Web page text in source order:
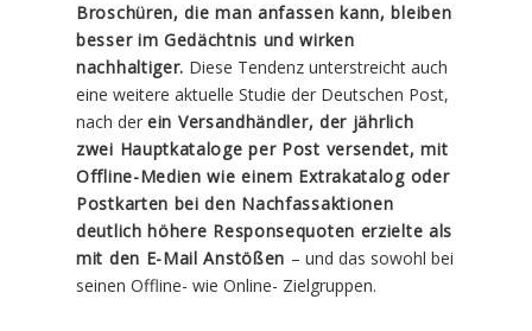
Broschüren, die man anfassen kann, bleiben
besser im Gedächtnis und wirken
nachhaltiger. Diese Tendenz unterstreicht auch
eine weitere aktuelle Studie der Deutschen Post,
nach der ein Versandhändler, der jährlich
zwei Hauptkataloge per Post versendet, mit
Offline-Medien wie einem Extrakatalog oder
Postkarten bei den Nachfassaktionen
deutlich höhere Responsequoten erzielte als
mit den E-Mail Anstößen – und das sowohl bei
seinen Offline- wie Online- Zielgruppen.